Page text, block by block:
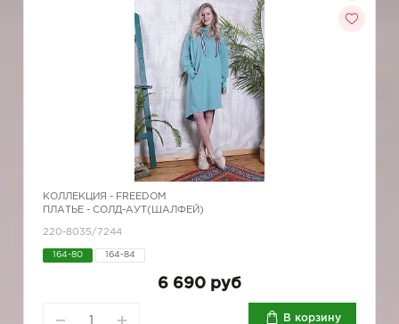
КОЛЛЕКЦИЯ - FREEDOM
ПЛАТЬЕ - СОЛД-АУТ(ШАЛФЕЙ)
220-8035/7244
164-80 164-84
6 690 руб
В корзину